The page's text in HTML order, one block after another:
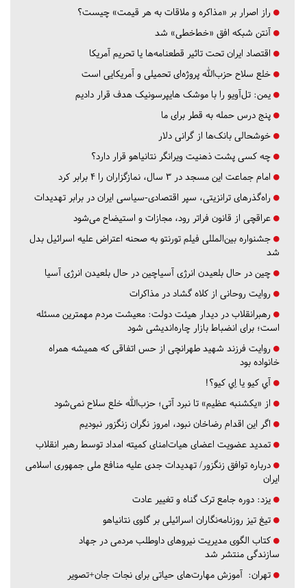
راز اصرار بر «مذاکره و ملاقات به هر قیمت» چیست؟
آنتن شبکه افق «خط‌خطی» شد
اقتصاد ایران تحت تاثیر قطعنامه‌ها یا تحریم‌ آمریکا
خلع سلاح حزب‌الله پروژه‌ای تحمیلی و آمریکایی است
یمن: تل‌آویو را با موشک هایپرسونیک هدف قرار دادیم
پنج درس‌ حمله به قطر برای ما
خوشحالی بانک‌ها از گرانی دلار
چه کسی پشت ذهنیت ویرانگر نتانیاهو قرار دارد؟
امام جماعت این مسجد در ۳ سال، نمازگزاران را ۴ برابر کرد
راه‌گذرهای ترانزیتی، سپر اقتصادی-سیاسی ایران در برابر تهدیدات
عراقچی از قانون فراتر رود، مجازات و استیضاح می‌شود
جشنواره بین‌المللی فیلم تورنتو به صحنه اعتراض علیه اسرائیل بدل
شد
چین در حال بلعیدن انرژی آسیاچین در حال بلعیدن انرژی آسیا
روایت روحانی از کلاه گشاد در مذاکرات
رهبرانقلاب در دیدار هیئت دولت: معیشت مردم مهمترین مسئله
است؛ برای انضباط بازار چاره‌اندیشی شود
روایت فرزند شهید طهرانچی از حس اتفاقی که همیشه همراه
خانواده بود
آي كيو يا اِي كيو؟!
از «یکشنبه عظیم» تا نبرد آتی؛ حزب‌الله خلع سلاح نمی‌شود
اگر این اقدام رضاخان نبود، امروز نگران زنگزور نبودیم
تمدید عضویت اعضای هیات‌امنای کمیته امداد توسط رهبر انقلاب
درباره توافق زنگزور/ تهدیدات جدی علیه منافع ملی جمهوری اسلامی
ایران
یزد: دوره جامع ترک گناه و تغییر عادت
تیغ تیز روزنامه‌نگاران اسرائیلی بر گلوی نتانیاهو
کتاب الگوی مدیریت نیروهای داوطلب مردمی در جهاد
سازندگی منتشر شد
تهران: آموزش مهارت‌های حیاتی برای نجات جان+تصویر